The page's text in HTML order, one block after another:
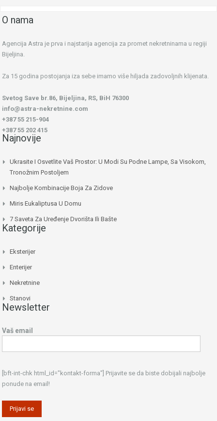
O nama
Agencija Astra je prva i najstarija agencija za promet nekretninama u regiji
Bijeljina.
Za 15 godina postojanja iza sebe imamo više hiljada zadovoljnih klijenata.
Svetog Save br.86, Bijeljina, RS, BiH 76300
info@astra-nekretnine.com
+387 55 215-904
+387 55 202 415
Najnovije
Ukrasite I Osvetlite Vaš Prostor: U Modi Su Podne Lampe, Sa Visokom,
Tronožnim Postoljem
Najbolje Kombinacije Boja Za Zidove
Miris Eukaliptusa U Domu
7 Saveta Za Uređenje Dvorišta Ili Bašte
Kategorije
Eksterijer
Enterijer
Nekretnine
Stanovi
Newsletter
Vaš email
[bft-int-chk html_id="kontakt-forma"] Prijavite se da biste dobijali najbolje
ponude na email!